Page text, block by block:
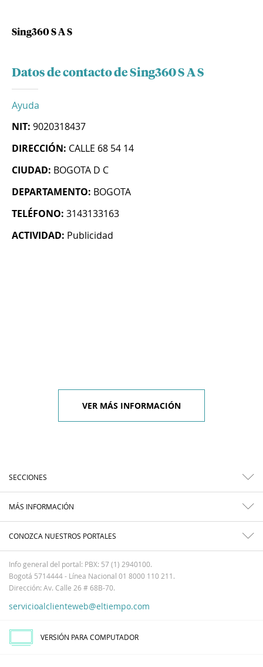
Sing360 S A S
Datos de contacto de Sing360 S A S
Ayuda
NIT: 9020318437
DIRECCIÓN: CALLE 68 54 14
CIUDAD: BOGOTA D C
DEPARTAMENTO: BOGOTA
TELÉFONO: 3143133163
ACTIVIDAD: Publicidad
VER MÁS INFORMACIÓN
SECCIONES
MÁS INFORMACIÓN
CONOZCA NUESTROS PORTALES
Info general del portal: PBX: 57 (1) 2940100.
Bogotá 5714444 - Línea Nacional 01 8000 110 211.
Dirección: Av. Calle 26 # 68B-70.
servicioalclienteweb@eltiempo.com
VERSIÓN PARA COMPUTADOR